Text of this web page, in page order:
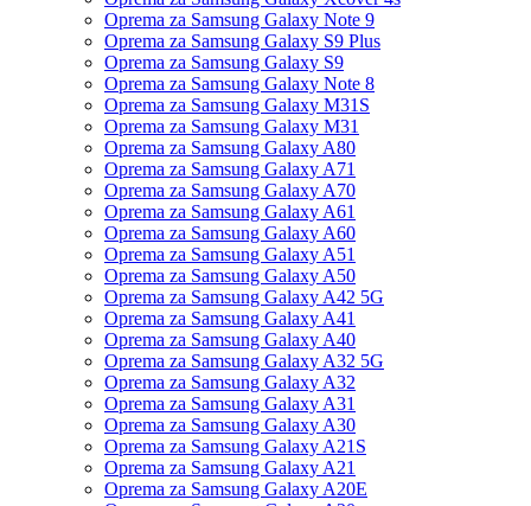
Oprema za Samsung Galaxy Note 9
Oprema za Samsung Galaxy S9 Plus
Oprema za Samsung Galaxy S9
Oprema za Samsung Galaxy Note 8
Oprema za Samsung Galaxy M31S
Oprema za Samsung Galaxy M31
Oprema za Samsung Galaxy A80
Oprema za Samsung Galaxy A71
Oprema za Samsung Galaxy A70
Oprema za Samsung Galaxy A61
Oprema za Samsung Galaxy A60
Oprema za Samsung Galaxy A51
Oprema za Samsung Galaxy A50
Oprema za Samsung Galaxy A42 5G
Oprema za Samsung Galaxy A41
Oprema za Samsung Galaxy A40
Oprema za Samsung Galaxy A32 5G
Oprema za Samsung Galaxy A32
Oprema za Samsung Galaxy A31
Oprema za Samsung Galaxy A30
Oprema za Samsung Galaxy A21S
Oprema za Samsung Galaxy A21
Oprema za Samsung Galaxy A20E